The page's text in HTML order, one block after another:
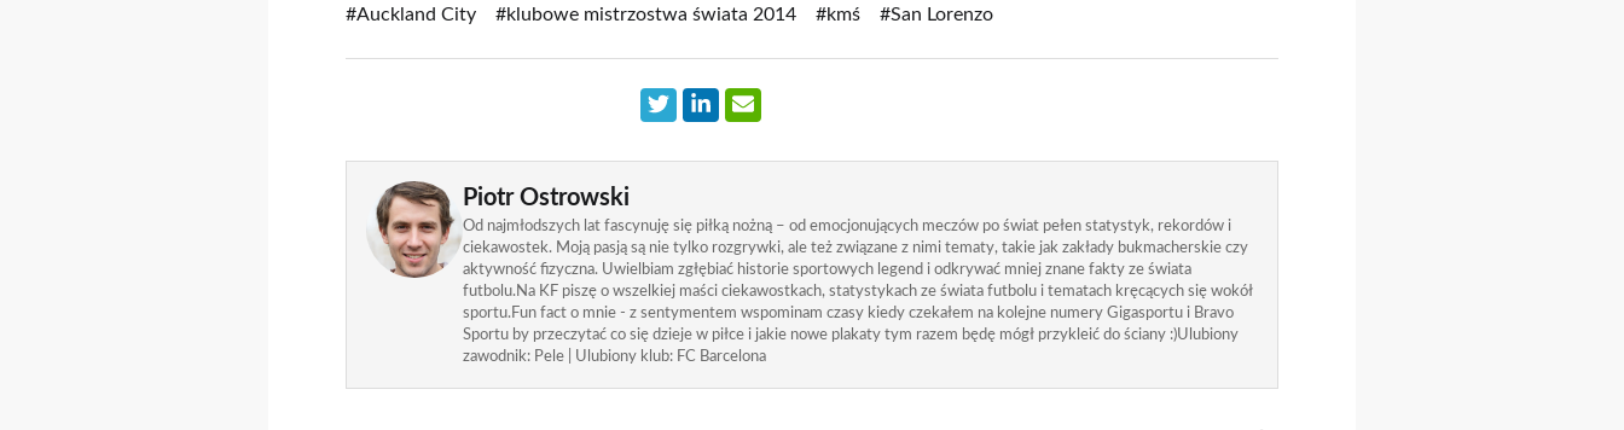
#Auckland City
#klubowe mistrzostwa świata 2014 #kmś #San Lorenzo
Piotr Ostrowski
Od najmłodszych lat fascynuję się piłką nożną – od emocjonujących meczów po świat pełen statystyk, rekordów i
ciekawostek. Moją pasją są nie tylko rozgrywki, ale też związane z nimi tematy, takie jak zakłady bukmacherskie czy
aktywność fizyczna. Uwielbiam zgłębiać historie sportowych legend i odkrywać mniej znane fakty ze świata
futbolu.Na KF piszę o wszelkiej maści ciekawostkach, statystykach ze świata futbolu i tematach kręcących się wokół
sportu.Fun fact o mnie - z sentymentem wspominam czasy kiedy czekałem na kolejne numery Gigasportu i Bravo
Sportu by przeczytać co się dzieje w piłce i jakie nowe plakaty tym razem będę mógł przykleić do ściany :)Ulubiony
zawodnik: Pele | Ulubiony klub: FC Barcelona